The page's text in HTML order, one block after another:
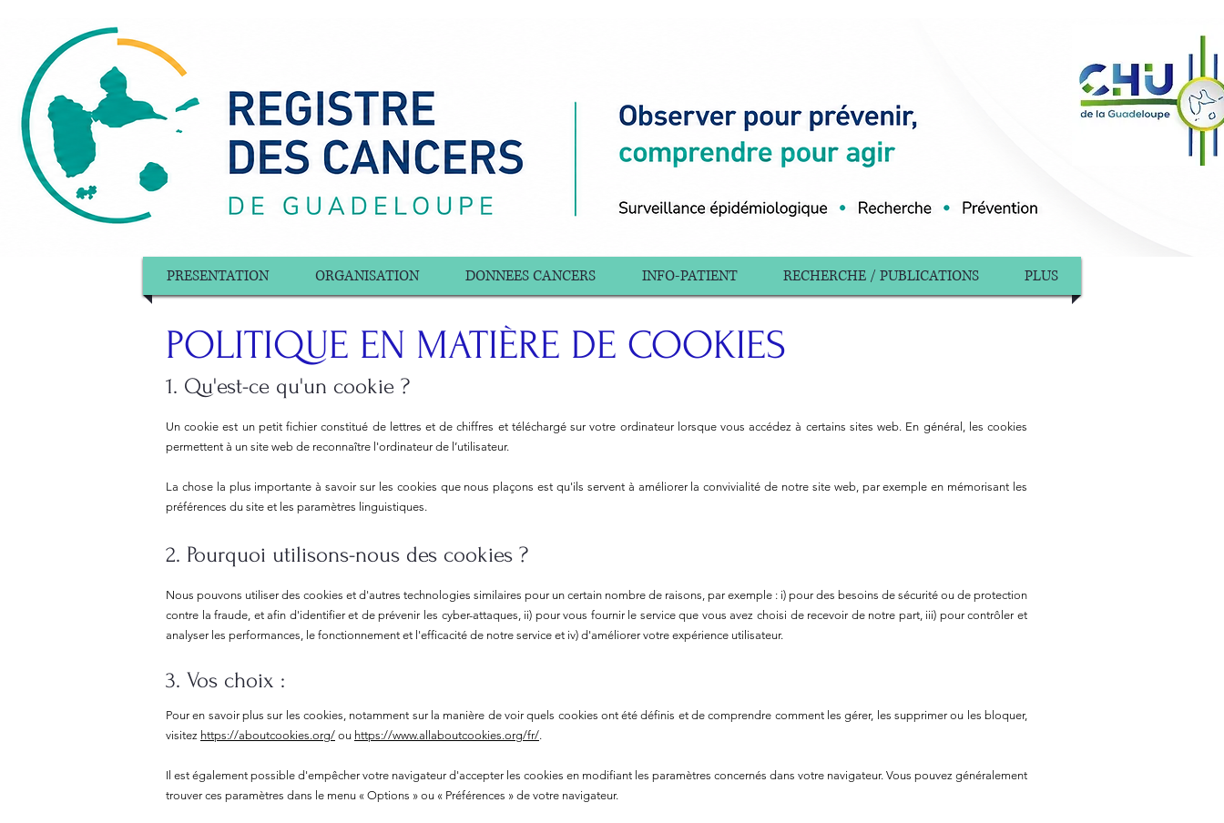
PRESENTATION ORGANISATION DONNEES CANCERS INFO-PATIENT RECHERCHE / PUBLICATIONS PLUS
POLITIQUE EN MATIÈRE DE COOKIES
1. Qu'est-ce qu'un cookie ?
Un cookie est un petit fichier constitué de lettres et de chiffres et téléchargé sur votre ordinateur lorsque vous accédez à certains sites web. En général, les cookies
permettent à un site web de reconnaître l'ordinateur de l’utilisateur.
La chose la plus importante à savoir sur les cookies que nous plaçons est qu'ils servent à améliorer la convivialité de notre site web, par exemple en mémorisant les
préférences du site et les paramètres linguistiques.
2. Pourquoi utilisons-nous des cookies ?
Nous pouvons utiliser des cookies et d'autres technologies similaires pour un certain nombre de raisons, par exemple : i) pour des besoins de sécurité ou de protection
contre la fraude, et afin d'identifier et de prévenir les cyber-attaques, ii) pour vous fournir le service que vous avez choisi de recevoir de notre part, iii) pour contrôler et
analyser les performances, le fonctionnement et l'efficacité de notre service et iv) d'améliorer votre expérience utilisateur.
3. Vos choix :
Pour en savoir plus sur les cookies, notamment sur la manière de voir quels cookies ont été définis et de comprendre comment les gérer, les supprimer ou les bloquer,
visitez https://aboutcookies.org/ ou https://www.allaboutcookies.org/fr/.
Il est également possible d'empêcher votre navigateur d'accepter les cookies en modifiant les paramètres concernés dans votre navigateur. Vous pouvez généralement
trouver ces paramètres dans le menu « Options » ou « Préférences » de votre navigateur.